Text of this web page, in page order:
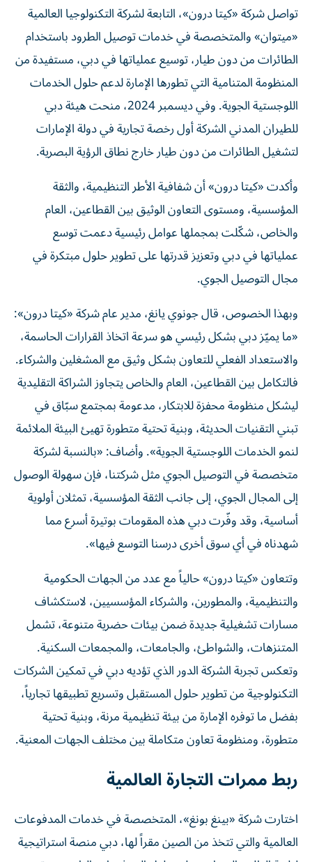
تواصل شركة «كيتا درون»، التابعة لشركة التكنولوجيا العالمية
«ميتوان» والمتخصصة في خدمات توصيل الطرود باستخدام
الطائرات من دون طيار، توسيع عملياتها في دبي، مستفيدة من
المنظومة المتنامية التي تطورها الإمارة لدعم حلول الخدمات
اللوجستية الجوية. وفي ديسمبر 2024، منحت هيئة دبي
للطيران المدني الشركة أول رخصة تجارية في دولة الإمارات
لتشغيل الطائرات من دون طيار خارج نطاق الرؤية البصرية.
وأكدت «كيتا درون» أن شفافية الأطر التنظيمية، والثقة
المؤسسية، ومستوى التعاون الوثيق بين القطاعين، العام
والخاص، شكّلت بمجملها عوامل رئيسية دعمت توسع
عملياتها في دبي وتعزيز قدرتها على تطوير حلول مبتكرة في
مجال التوصيل الجوي.
وبهذا الخصوص، قال جونوي يانغ، مدير عام شركة «كيتا درون»:
«ما يميّز دبي بشكل رئيسي هو سرعة اتخاذ القرارات الحاسمة،
والاستعداد الفعلي للتعاون بشكل وثيق مع المشغلين والشركاء.
فالتكامل بين القطاعين، العام والخاص يتجاوز الشراكة التقليدية
ليشكل منظومة محفزة للابتكار، مدعومة بمجتمع سبّاق في
تبني التقنيات الحديثة، وبنية تحتية متطورة تهيئ البيئة الملائمة
لنمو الخدمات اللوجستية الجوية». وأضاف: «بالنسبة لشركة
متخصصة في التوصيل الجوي مثل شركتنا، فإن سهولة الوصول
إلى المجال الجوي، إلى جانب الثقة المؤسسية، تمثلان أولوية
أساسية، وقد وفّرت دبي هذه المقومات بوتيرة أسرع مما
شهدناه في أي سوق أخرى درسنا التوسع فيها».
وتتعاون «كيتا درون» حالياً مع عدد من الجهات الحكومية
والتنظيمية، والمطورين، والشركاء المؤسسيين، لاستكشاف
مسارات تشغيلية جديدة ضمن بيئات حضرية متنوعة، تشمل
المتنزهات، والشواطئ، والجامعات، والمجمعات السكنية.
وتعكس تجربة الشركة الدور الذي تؤديه دبي في تمكين الشركات
التكنولوجية من تطوير حلول المستقبل وتسريع تطبيقها تجارياً،
بفضل ما توفره الإمارة من بيئة تنظيمية مرنة، وبنية تحتية
متطورة، ومنظومة تعاون متكاملة بين مختلف الجهات المعنية.
ربط ممرات التجارة العالمية
اختارت شركة «بينغ بونغ»، المتخصصة في خدمات المدفوعات
العالمية والتي تتخذ من الصين مقراً لها، دبي منصة استراتيجية